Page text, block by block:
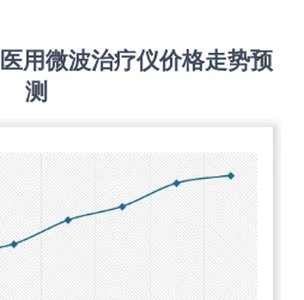
医用微波治疗仪价格走势预
测